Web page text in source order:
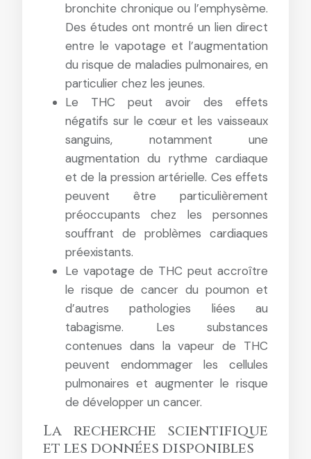
bronchite chronique ou l’emphysème.
Des études ont montré un lien direct
entre le vapotage et l’augmentation
du risque de maladies pulmonaires, en
particulier chez les jeunes.
Le THC peut avoir des effets
négatifs sur le cœur et les vaisseaux
sanguins, notamment une
augmentation du rythme cardiaque
et de la pression artérielle. Ces effets
peuvent être particulièrement
préoccupants chez les personnes
souffrant de problèmes cardiaques
préexistants.
Le vapotage de THC peut accroître
le risque de cancer du poumon et
d’autres pathologies liées au
tabagisme. Les substances
contenues dans la vapeur de THC
peuvent endommager les cellules
pulmonaires et augmenter le risque
de développer un cancer.
La recherche scientifique
et les données disponibles